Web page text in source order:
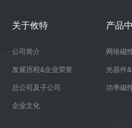
关于攸特
公司简介
发展历程&企业荣誉
总公司及子公司
企业文化
产品
网络磁
光器件
功率磁